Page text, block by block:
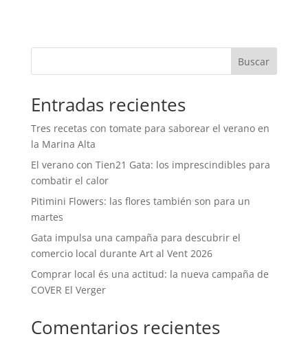
Buscar
Entradas recientes
Tres recetas con tomate para saborear el verano en
la Marina Alta
El verano con Tien21 Gata: los imprescindibles para
combatir el calor
Pitimini Flowers: las flores también son para un
martes
Gata impulsa una campaña para descubrir el
comercio local durante Art al Vent 2026
Comprar local és una actitud: la nueva campaña de
COVER El Verger
Comentarios recientes